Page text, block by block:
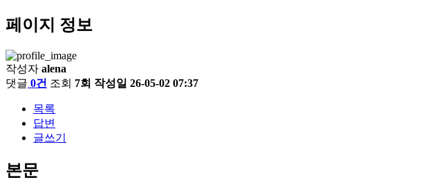
페이지 정보
작성자 alena
댓글 0건 조회 7회 작성일 26-05-02 07:37
목록
답변
글쓰기
본문